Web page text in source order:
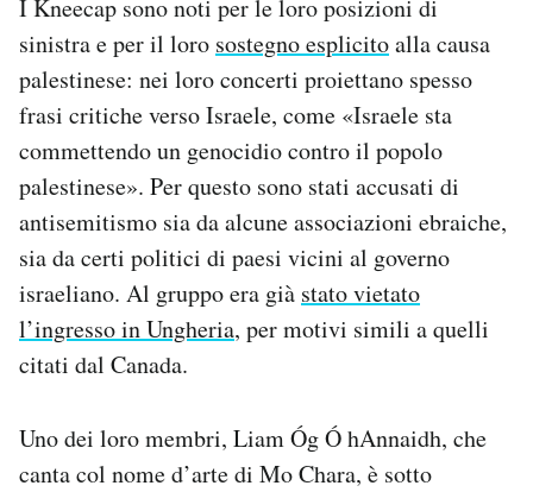
I Kneecap sono noti per le loro posizioni di
sinistra e per il loro sostegno esplicitoalla causa
palestinese: nei loro concerti proiettano spesso
frasi critiche verso Israele, come «Israele sta
commettendo un genocidio contro il popolo
palestinese». Per questo sono stati accusati di
antisemitismo sia da alcune associazioni ebraiche,
sia da certi politici di paesi vicini al governo
israeliano. Al gruppo era già stato vietato
l’ingresso in Ungheria, per motivi simili a quelli
citati dal Canada.
Uno dei loro membri, Liam Óg Ó hAnnaidh, che
canta col nome d’arte di Mo Chara, è sotto